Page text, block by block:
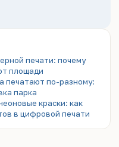
печати: почему
площади
печатают по-разному:
парка
краски: как
в цифровой печати